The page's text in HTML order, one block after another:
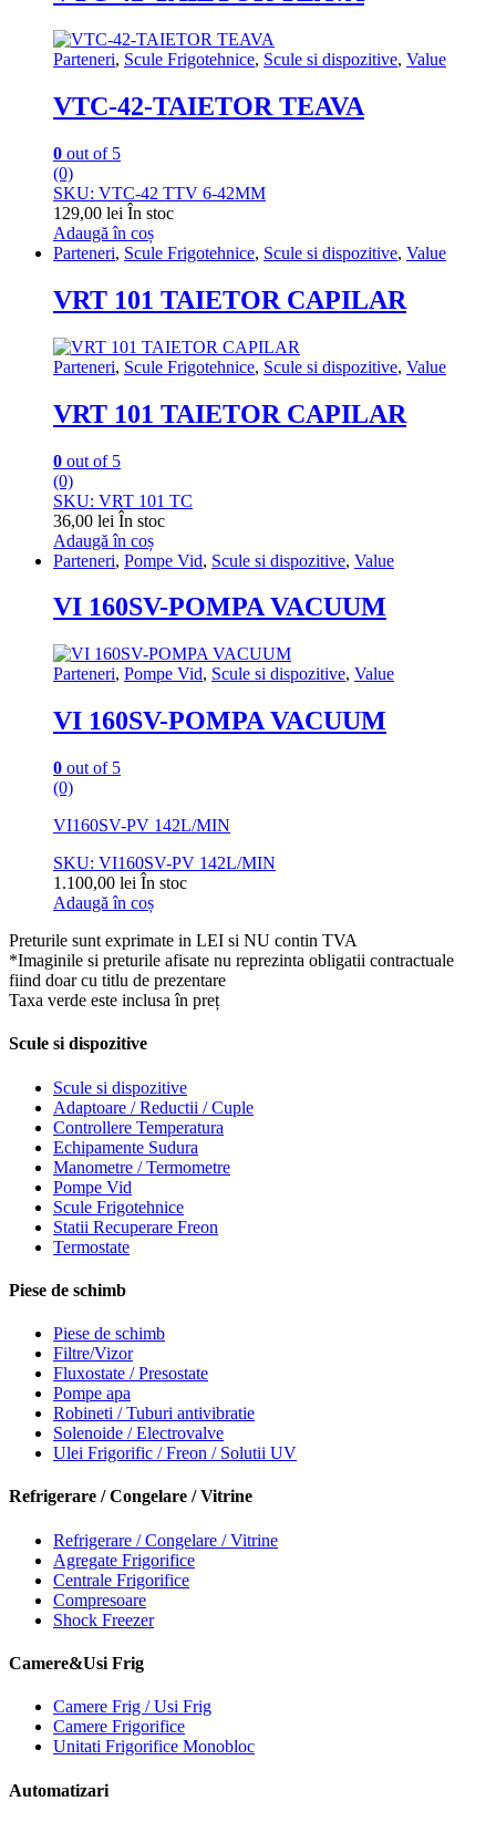
Parteneri, Scule Frigotehnice, Scule si dispozitive, Value
VTC-42-TAIETOR TEAVA
0 out of 5
(0)
SKU: VTC-42 TTV 6-42MM
129,00 lei În stoc
Adaugă în coș
Parteneri, Scule Frigotehnice, Scule si dispozitive, Value
VRT 101 TAIETOR CAPILAR
Parteneri, Scule Frigotehnice, Scule si dispozitive, Value
VRT 101 TAIETOR CAPILAR
0 out of 5
(0)
SKU: VRT 101 TC
36,00 lei În stoc
Adaugă în coș
Parteneri, Pompe Vid, Scule si dispozitive, Value
VI 160SV-POMPA VACUUM
Parteneri, Pompe Vid, Scule si dispozitive, Value
VI 160SV-POMPA VACUUM
0 out of 5
(0)
VI160SV-PV 142L/MIN
SKU: VI160SV-PV 142L/MIN
1.100,00 lei În stoc
Adaugă în coș
Preturile sunt exprimate in LEI si NU contin TVA
*Imaginile si preturile afisate nu reprezinta obligatii contractuale
fiind doar cu titlu de prezentare
Taxa verde este inclusa în preț
Scule si dispozitive
Scule si dispozitive
Adaptoare / Reductii / Cuple
Controllere Temperatura
Echipamente Sudura
Manometre / Termometre
Pompe Vid
Scule Frigotehnice
Statii Recuperare Freon
Termostate
Piese de schimb
Piese de schimb
Filtre/Vizor
Fluxostate / Presostate
Pompe apa
Robineti / Tuburi antivibratie
Solenoide / Electrovalve
Ulei Frigorific / Freon / Solutii UV
Refrigerare / Congelare / Vitrine
Refrigerare / Congelare / Vitrine
Agregate Frigorifice
Centrale Frigorifice
Compresoare
Shock Freezer
Camere&Usi Frig
Camere Frig / Usi Frig
Camere Frigorifice
Unitati Frigorifice Monobloc
Automatizari